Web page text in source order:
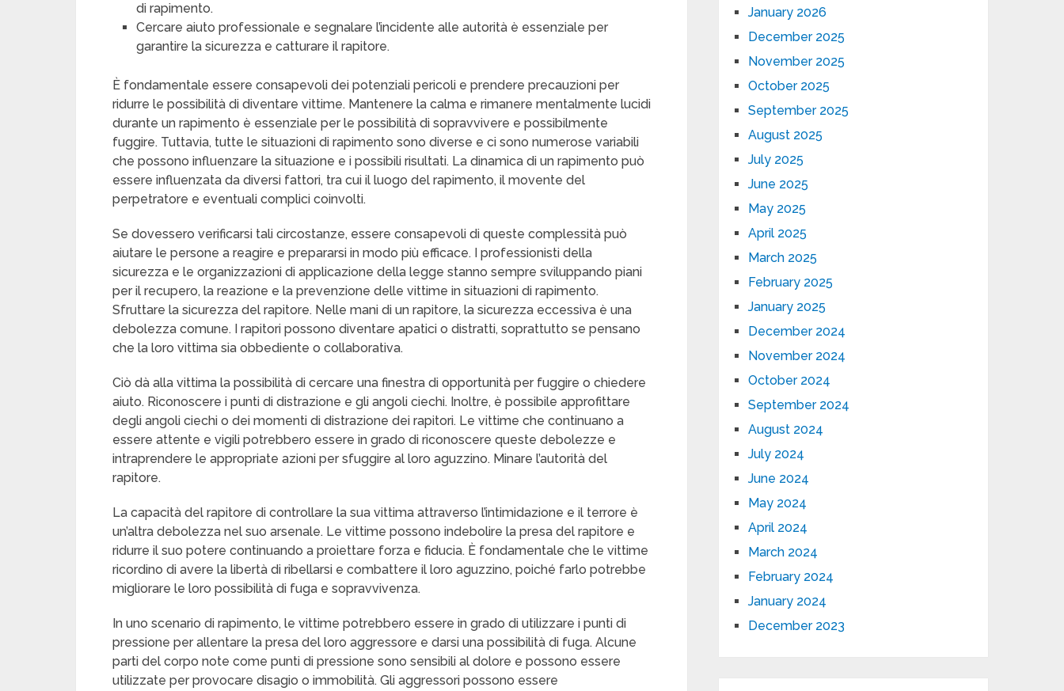
di rapimento.
Cercare aiuto professionale e segnalare l’incidente alle autorità è essenziale per
garantire la sicurezza e catturare il rapitore.
È fondamentale essere consapevoli dei potenziali pericoli e prendere precauzioni per
ridurre le possibilità di diventare vittime. Mantenere la calma e rimanere mentalmente lucidi
durante un rapimento è essenziale per le possibilità di sopravvivere e possibilmente
fuggire. Tuttavia, tutte le situazioni di rapimento sono diverse e ci sono numerose variabili
che possono influenzare la situazione e i possibili risultati. La dinamica di un rapimento può
essere influenzata da diversi fattori, tra cui il luogo del rapimento, il movente del
perpetratore e eventuali complici coinvolti.
Se dovessero verificarsi tali circostanze, essere consapevoli di queste complessità può
aiutare le persone a reagire e prepararsi in modo più efficace. I professionisti della
sicurezza e le organizzazioni di applicazione della legge stanno sempre sviluppando piani
per il recupero, la reazione e la prevenzione delle vittime in situazioni di rapimento.
Sfruttare la sicurezza del rapitore. Nelle mani di un rapitore, la sicurezza eccessiva è una
debolezza comune. I rapitori possono diventare apatici o distratti, soprattutto se pensano
che la loro vittima sia obbediente o collaborativa.
Ciò dà alla vittima la possibilità di cercare una finestra di opportunità per fuggire o chiedere
aiuto. Riconoscere i punti di distrazione e gli angoli ciechi. Inoltre, è possibile approfittare
degli angoli ciechi o dei momenti di distrazione dei rapitori. Le vittime che continuano a
essere attente e vigili potrebbero essere in grado di riconoscere queste debolezze e
intraprendere le appropriate azioni per sfuggire al loro aguzzino. Minare l’autorità del
rapitore.
La capacità del rapitore di controllare la sua vittima attraverso l’intimidazione e il terrore è
un’altra debolezza nel suo arsenale. Le vittime possono indebolire la presa del rapitore e
ridurre il suo potere continuando a proiettare forza e fiducia. È fondamentale che le vittime
ricordino di avere la libertà di ribellarsi e combattere il loro aguzzino, poiché farlo potrebbe
migliorare le loro possibilità di fuga e sopravvivenza.
In uno scenario di rapimento, le vittime potrebbero essere in grado di utilizzare i punti di
pressione per allentare la presa del loro aggressore e darsi una possibilità di fuga. Alcune
parti del corpo note come punti di pressione sono sensibili al dolore e possono essere
utilizzate per provocare disagio o immobilità. Gli aggressori possono essere
January 2026
December 2025
November 2025
October 2025
September 2025
August 2025
July 2025
June 2025
May 2025
April 2025
March 2025
February 2025
January 2025
December 2024
November 2024
October 2024
September 2024
August 2024
July 2024
June 2024
May 2024
April 2024
March 2024
February 2024
January 2024
December 2023